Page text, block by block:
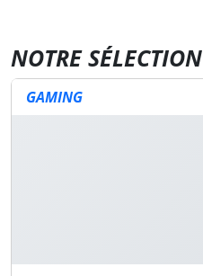
NOTRE SÉLECTION
GAMING